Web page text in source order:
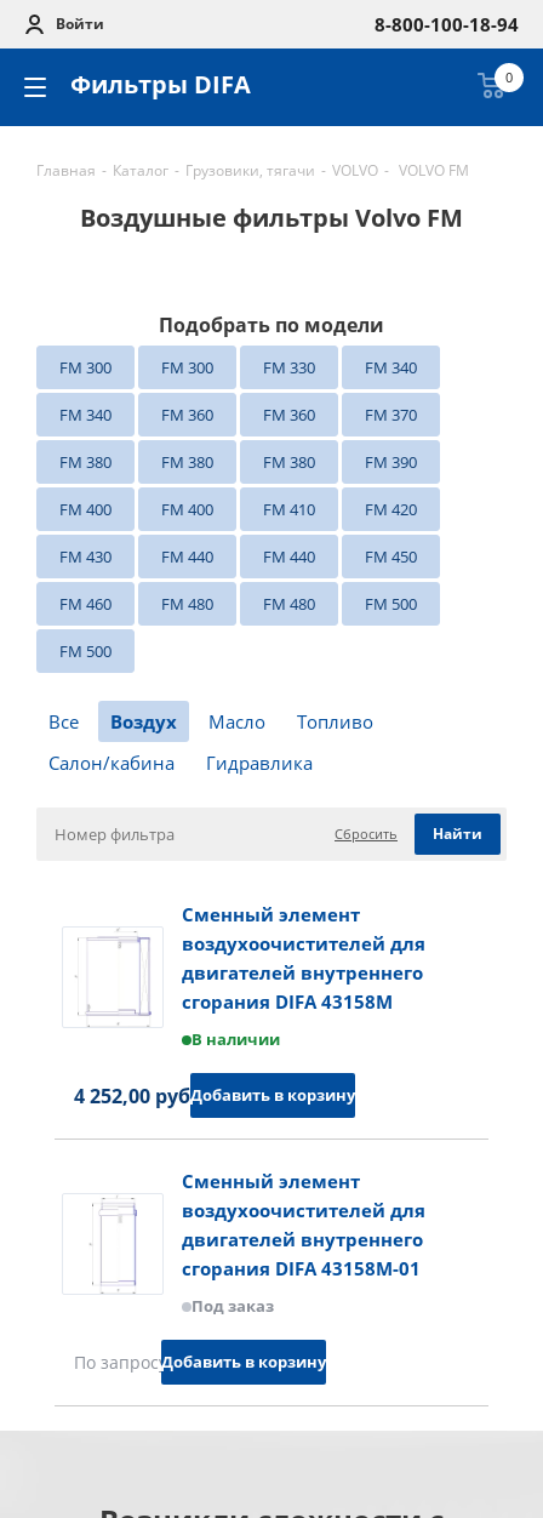
Войти 8-800-100-18-94
Фильтры DIFA 0
Главная - Каталог - Грузовики, тягачи - VOLVO - VOLVO FM
Воздушные фильтры Volvo FM
Подобрать по модели
FM 300 FM 300 FM 330 FM 340
FM 340 FM 360 FM 360 FM 370
FM 380 FM 380 FM 380 FM 390
FM 400 FM 400 FM 410 FM 420
FM 430 FM 440 FM 440 FM 450
FM 460 FM 480 FM 480 FM 500
FM 500
Все Воздух Масло
Топливо
Салон/кабина
Гидравлика
Сбросить
Сменный элемент
воздухоочистителей для
двигателей внутреннего
сгорания DIFA 43158M
В наличии
4 252,00 руб.Добавить в корзину
Сменный элемент
воздухоочистителей для
двигателей внутреннего
сгорания DIFA 43158M-01
Под заказ
По запросуДобавить в корзину